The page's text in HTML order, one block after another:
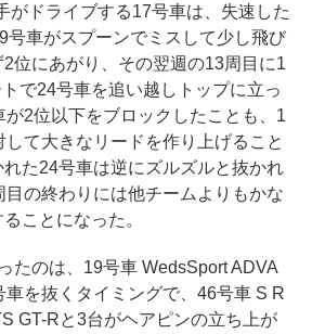
がドライブする17号車は、失速した
号車がスプーンでミスして少し飛び
位にあがり、その翌週の13周目に1
で24号車を追い越しトップに立っ
が2位以下をブロックしたことも、1
て大きなリードを作り上げること
た24号車は逆にズルズルと抜かれ
目の終わりには他チームよりもかな
ことになった。
たのは、19号車 WedsSport ADVA
車を抜くタイミングで、46号車 S R
GT-Rと3台がヘアピンの立ち上が